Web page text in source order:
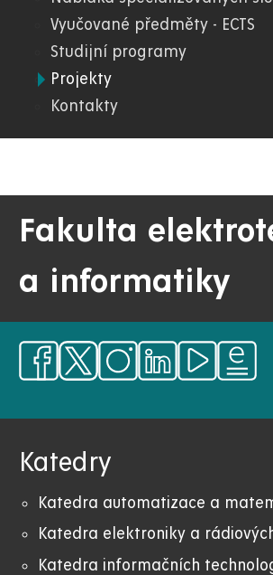
FEI
Vyučované předměty - ECTS
Studijní programy
Projekty
Kontakty
Fakulta
a informatiky
Katedry
Katedra automatizace a
Katedra elektroniky a
Katedra informačních